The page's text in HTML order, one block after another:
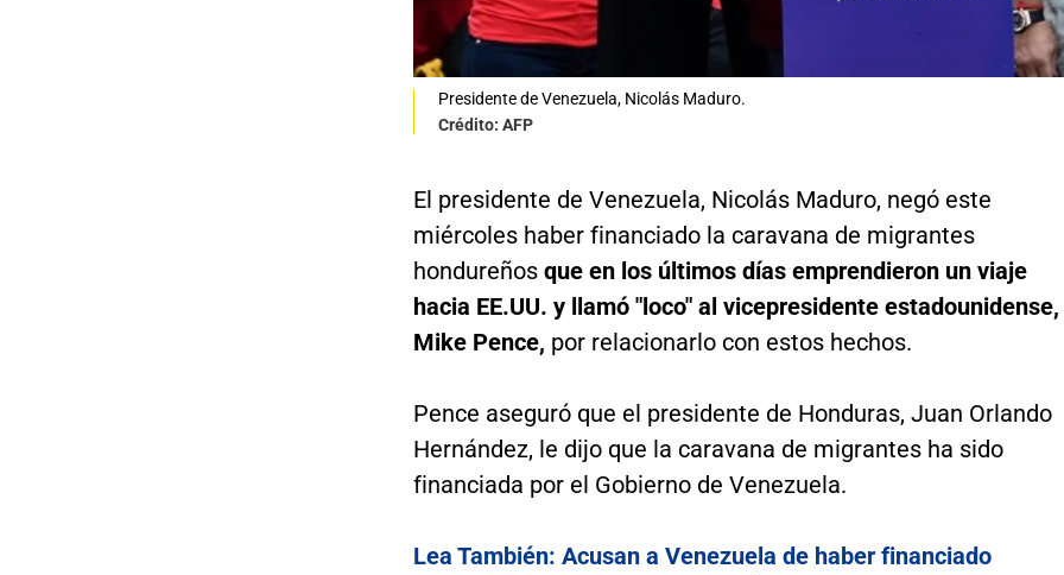
Presidente de Venezuela, Nicolás Maduro.
Crédito: AFP
El presidente de Venezuela, Nicolás Maduro, negó este
miércoles haber financiado la caravana de migrantes
hondureños que en los últimos días emprendieron un viaje
hacia EE.UU. y llamó "loco" al vicepresidente estadounidense,
Mike Pence, por relacionarlo con estos hechos.
Pence aseguró que el presidente de Honduras, Juan Orlando
Hernández, le dijo que la caravana de migrantes ha sido
financiada por el Gobierno de Venezuela.
Lea También: Acusan a Venezuela de haber financiado